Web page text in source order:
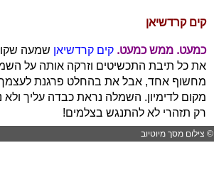
קים קרדשיאן
כמעט. ממש כמעט. קים קרדשיאן שמעה
את כל תיבת התכשיטים וזרקה אותה על
מחשוף אחד, אבל את בהחלט פרגנת
מקום לדימיון. השמלה נראת כבדה עליך
רק תזהרי לא להתנגש בצלמים!
© צילום מסך מיוטיוב